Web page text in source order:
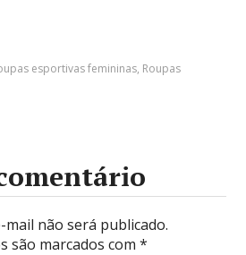
esportivas femininas, Roupas
mail não será publicado.
são marcados com*